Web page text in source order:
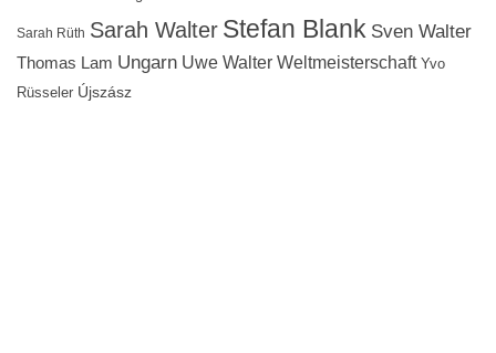
Sarah Rüth Sarah Walter Stefan Blank Sven Walter
Thomas Lam Ungarn Uwe Walter Weltmeisterschaft Yvo
Rüsseler Újszász